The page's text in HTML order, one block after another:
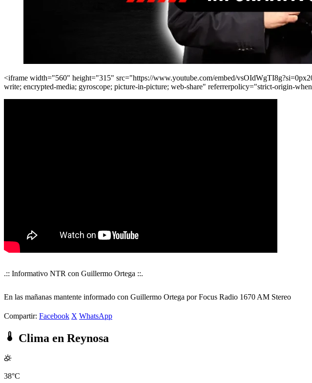
<iframe width="560" height="315" src="https://www.youtube.com/embed/
write; encrypted-media; gyroscope; picture-in-picture; web-share" referrerpolicy="strict-origin-
.:: Informativo NTR con Guillermo Ortega ::.
En las mañanas mantente informado con Guillermo Ortega por Focus Radio 1670 AM Stereo
Compartir: Facebook X WhatsApp
Clima en Reynosa
38°C